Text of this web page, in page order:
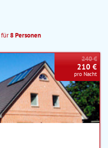
für8 Personen
240 €
210 €
pro Nacht